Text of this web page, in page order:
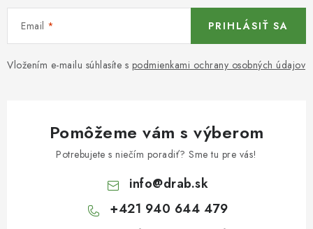
Email
Vložením e-mailu súhlasíte s podmienkami ochrany osobných údajov
PRIHLÁSIŤ SA
Pomôžeme vám s výberom
Potrebujete s niečím poradiť? Sme tu pre vás!
info@drab.sk
+421 940 644 479